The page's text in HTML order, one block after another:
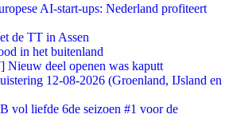
AI-start-ups: Nederland profiteert
de TT in Assen
in het buitenland
Nieuw deel openen was kaputt
12-08-2026 (Groenland, IJsland en
vol liefde 6de seizoen #1 voor de